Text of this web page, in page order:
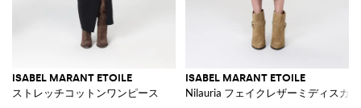
ISABEL MARANT ETOILE
ストレッチコットンワンピース
ISABEL MARANT ETOILE
Nilauria フェイクレザーミディスカ